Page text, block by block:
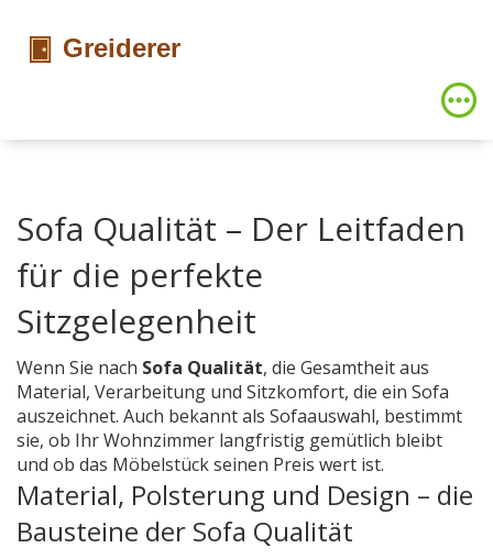
Sofa Qualität – Der Leitfaden
für die perfekte
Sitzgelegenheit
Wenn Sie nach Sofa Qualität, die Gesamtheit aus
Material, Verarbeitung und Sitzkomfort, die ein Sofa
auszeichnet. Auch bekannt als Sofaauswahl, bestimmt
sie, ob Ihr Wohnzimmer langfristig gemütlich bleibt
und ob das Möbelstück seinen Preis wert ist.
Material, Polsterung und Design – die
Bausteine der Sofa Qualität